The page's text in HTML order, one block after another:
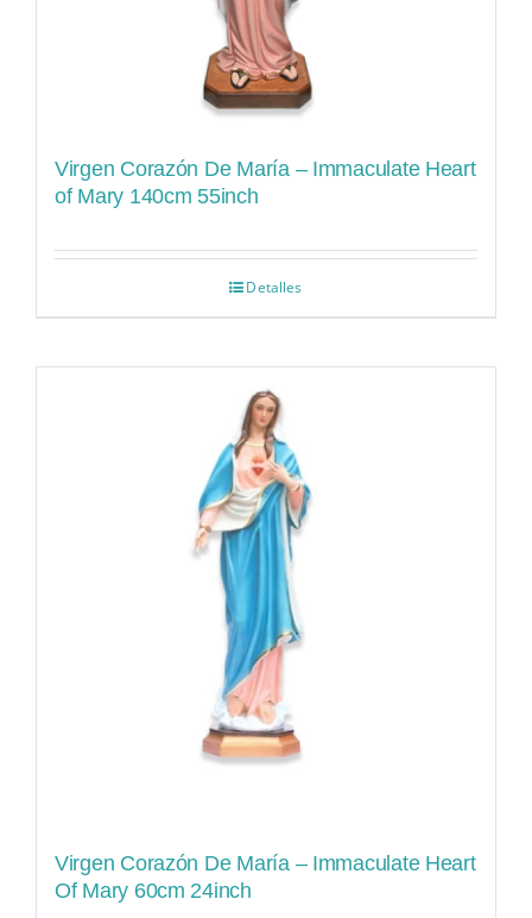
Virgen Corazón De María – Immaculate Heart
of Mary 140cm 55inch
Detalles
Virgen Corazón De María – Immaculate Heart
Of Mary 60cm 24inch